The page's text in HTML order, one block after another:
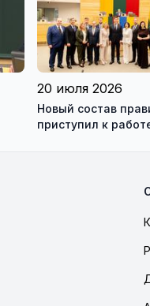
20 июля 2026
Новый состав
приступил к